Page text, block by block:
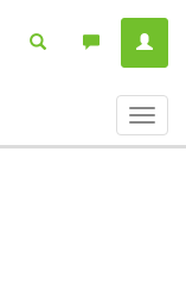
ein-/